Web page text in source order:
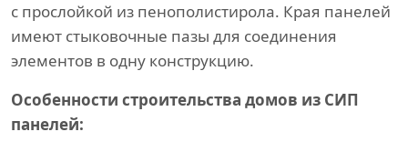
с прослойкой из пенополистирола. Края панелей
имеют стыковочные пазы для соединения
элементов в одну конструкцию.
Особенности строительства домов из СИП
панелей: